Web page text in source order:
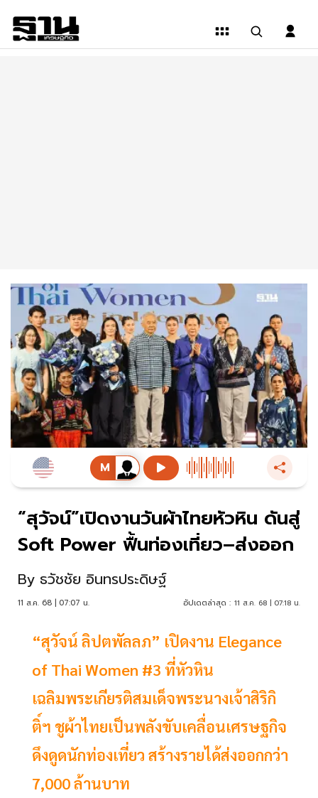
“สุวัจน์”เปิดงานวันผ้าไทยหัวหิน ดันสู่
Soft Power ฟื้นท่องเที่ยว–ส่งออก
By ธวัชชัย อินทรประดิษฐ์
11 ส.ค. 68 | 07:07 น. อัปเดตล่าสุด : 11 ส.ค. 68 | 07:18 น.
“สุวัจน์ ลิปตพัลลภ” เปิดงาน Elegance
of Thai Women #3 ที่หัวหิน
เฉลิมพระเกียรติสมเด็จพระนางเจ้าสิริกิ
ติ์ฯ ชูผ้าไทยเป็นพลังขับเคลื่อนเศรษฐกิจ
ดึงดูดนักท่องเที่ยว สร้างรายได้ส่งออกกว่า
7,000 ล้านบาท